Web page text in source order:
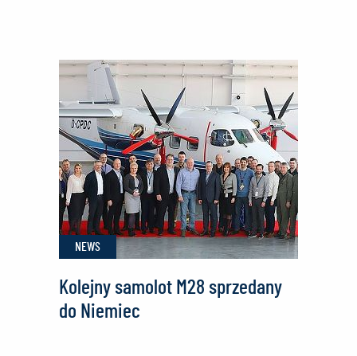
na
X
Mieleckim
Festiwalu
Nauki
i
Techniki
NEWS
Kolejny samolot M28 sprzedany
do Niemiec